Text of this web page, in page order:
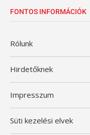
FONTOS INFORMÁCIÓK
Rólunk
Hirdetőknek
Impresszum
Süti kezelési elvek